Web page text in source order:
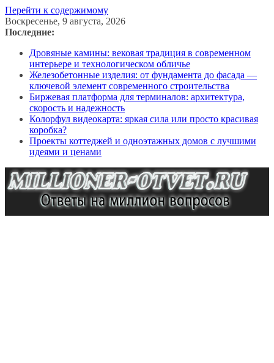
Перейти к содержимому
Воскресенье, 9 августа, 2026
Последние:
Дровяные камины: вековая традиция в современном
интерьере и технологическом обличье
Железобетонные изделия: от фундамента до фасада —
ключевой элемент современного строительства
Биржевая платформа для терминалов: архитектура,
скорость и надежность
Колорфул видеокарта: яркая сила или просто красивая
коробка?
Проекты коттеджей и одноэтажных домов с лучшими
идеями и ценами